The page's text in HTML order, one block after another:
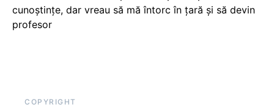
cunoștințe, dar vreau să mă întorc în țară și să devin
profesor
COPYRIGHT